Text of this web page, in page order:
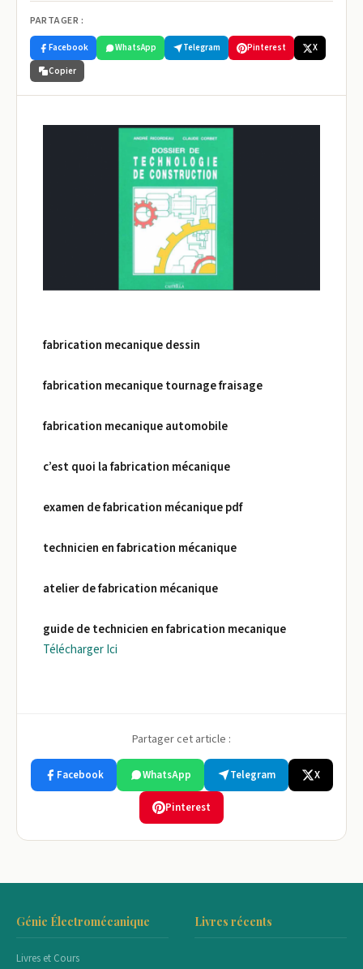
PARTAGER :
Facebook WhatsApp Telegram Pinterest
X
Copier
fabrication mecanique dessin
fabrication mecanique tournage fraisage
fabrication mecanique automobile
c’est quoi la fabrication mécanique
examen de fabrication mécanique pdf
technicien en fabrication mécanique
atelier de fabrication mécanique
guide de technicien en fabrication mecanique
Télécharger Ici
Partager cet article :
Facebook WhatsApp Telegram X
Pinterest
Génie Électromécanique
Livres et Cours
Livres récents